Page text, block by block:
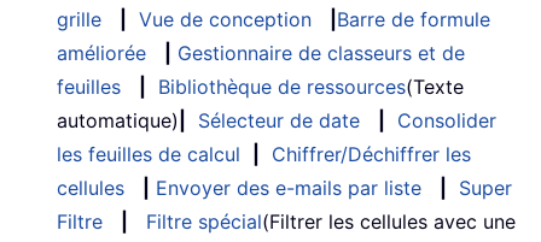
grille
Vue de conception
Barre de formule
améliorée
Gestionnaire de classeurs et de
feuilles
Bibliothèque de ressources(Texte
automatique)
Sélecteur de date
Consolider
les feuilles de calcul
Chiffrer/Déchiffrer les
cellules
Envoyer des e-mails par liste
Super
Filtre
Filtre spécial(Filtrer les cellules avec une